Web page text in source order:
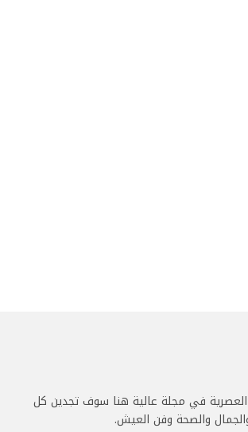
العصرية في مجلة عالية هنا سوف تجدين كل
والصحة وفن العيش.